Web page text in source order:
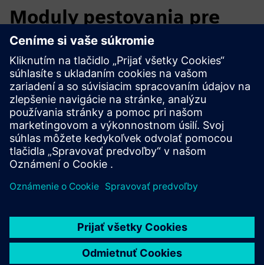
Moduly pestovania pre
konzistenciu potravín a
kvality
Navrhli sme, postavili a nainštalovali pestovateľské moduly
pre paradajky v Guggenheime; šalát a mikrozelené pre
potravinárske služby a maloobchod; a hrozno na
rozmnožovanie.